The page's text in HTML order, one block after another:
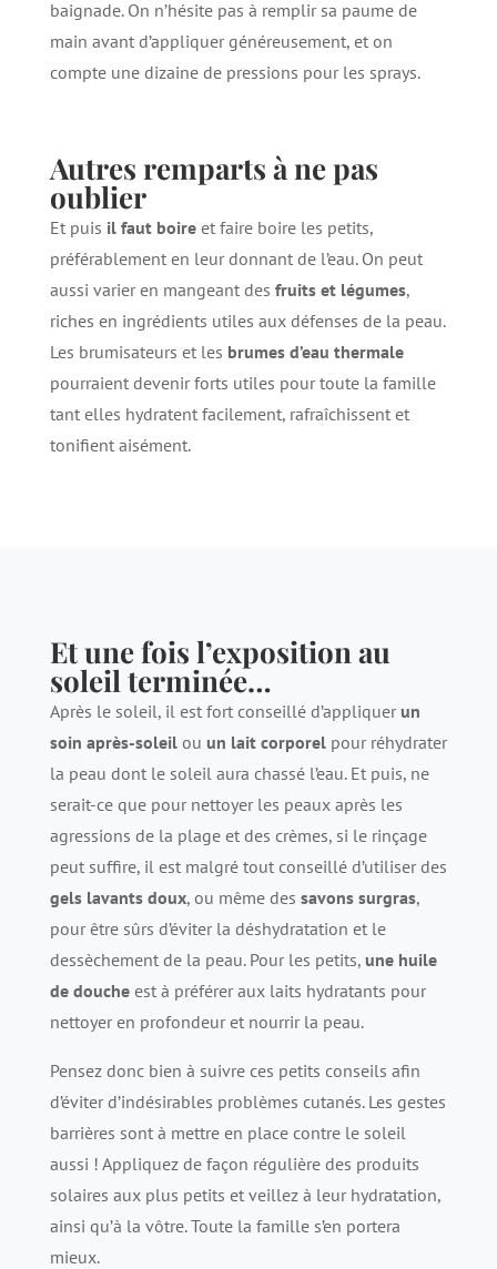
baignade. On n’hésite pas à remplir sa paume de
main avant d’appliquer généreusement, et on
compte une dizaine de pressions pour les sprays.
Autres remparts à ne pas
oublier
Et puis il faut boireet faire boire les petits,
préférablement en leur donnant de l’eau. On peut
aussi varier en mangeant des fruits et légumes,
riches en ingrédients utiles aux défenses de la peau.
Les brumisateurs et les brumes d’eau thermale
pourraient devenir forts utiles pour toute la famille
tant elles hydratent facilement, rafraîchissent et
tonifient aisément.
Et une fois l’exposition au
soleil terminée…
Après le soleil, il est fort conseillé d’appliquer un
soin après-soleilou un lait corporelpour réhydrater
la peau dont le soleil aura chassé l’eau. Et puis, ne
serait-ce que pour nettoyer les peaux après les
agressions de la plage et des crèmes, si le rinçage
peut suffire, il est malgré tout conseillé d’utiliser des
gels lavants doux, ou même des savons surgras,
pour être sûrs d’éviter la déshydratation et le
dessèchement de la peau. Pour les petits, une huile
de doucheest à préférer aux laits hydratants pour
nettoyer en profondeur et nourrir la peau.
Pensez donc bien à suivre ces petits conseils afin
d’éviter d’indésirables problèmes cutanés. Les gestes
barrières sont à mettre en place contre le soleil
aussi ! Appliquez de façon régulière des produits
solaires aux plus petits et veillez à leur hydratation,
ainsi qu’à la vôtre. Toute la famille s’en portera
mieux.